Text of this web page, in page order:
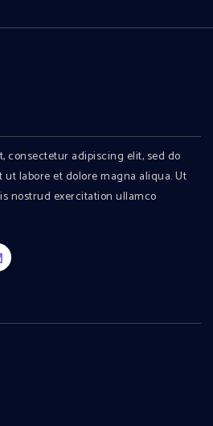
consectetur adipiscing elit, sed do
labore et dolore magna aliqua. Ut
nostrud exercitation ullamco